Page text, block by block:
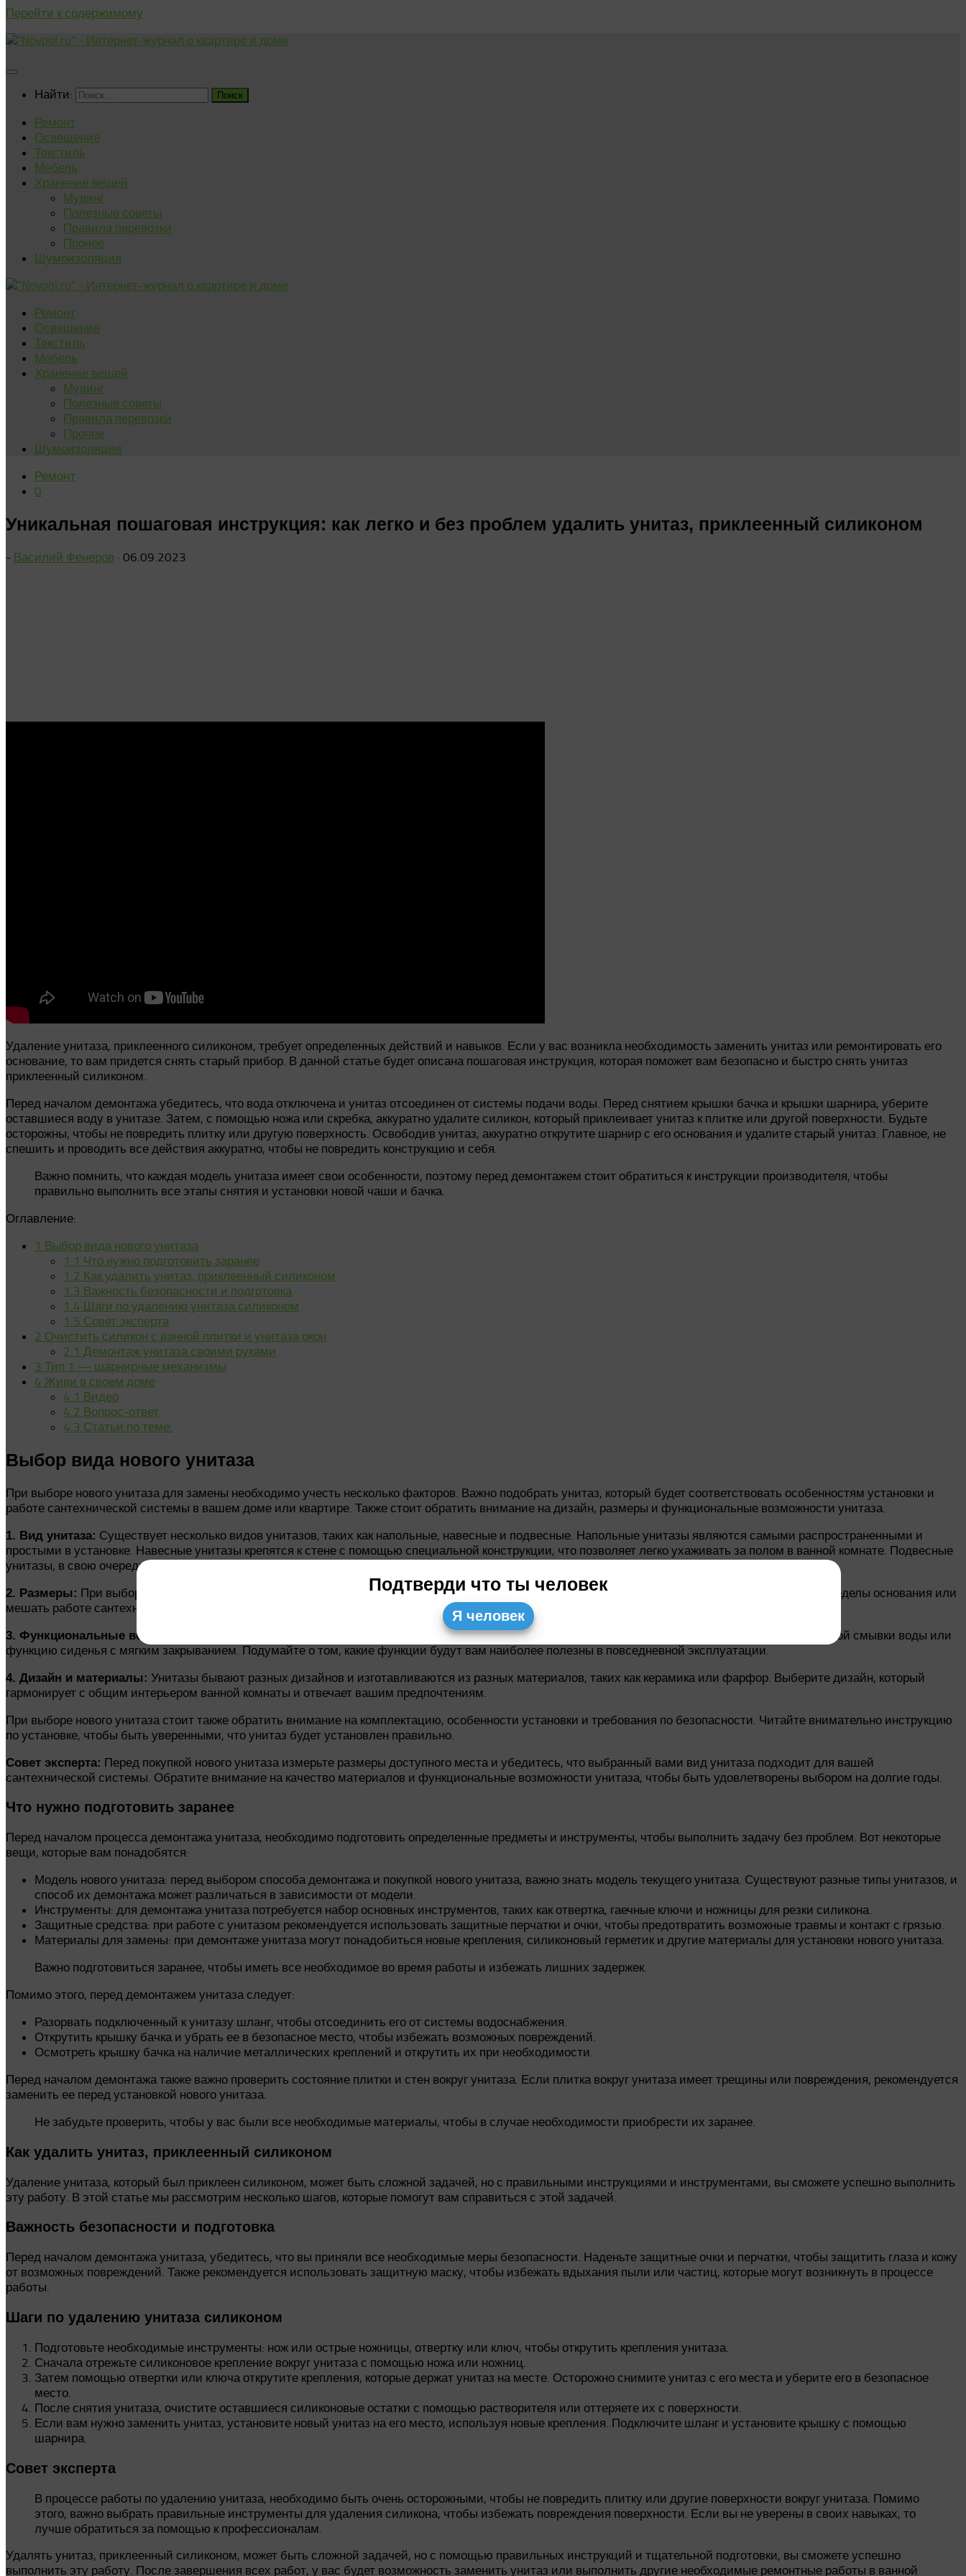
Перейти к содержимому
Найти:
Ремонт
Освещение
Текстиль
Мебель
Хранение вещей
Мувинг
Полезные советы
Правила перевозки
Прочее
Шумоизоляция
Ремонт
Освещение
Текстиль
Мебель
Хранение вещей
Мувинг
Полезные советы
Правила перевозки
Прочее
Шумоизоляция
Ремонт
0
Уникальная пошаговая инструкция: как легко и без проблем удалить унитаз, приклеенный силиконом
- Василий Фенеров · 06.09.2023
Удаление унитаза, приклеенного силиконом, требует определенных действий и навыков. Если у вас возникла необходимость заменить унитаз или ремонтировать его
основание, то вам придется снять старый прибор. В данной статье будет описана пошаговая инструкция, которая поможет вам безопасно и быстро снять унитаз
приклеенный силиконом.
Перед началом демонтажа убедитесь, что вода отключена и унитаз отсоединен от системы подачи воды. Перед снятием крышки бачка и крышки шарнира, уберите
оставшиеся воду в унитазе. Затем, с помощью ножа или скребка, аккуратно удалите силикон, который приклеивает унитаз к плитке или другой поверхности. Будьте
осторожны, чтобы не повредить плитку или другую поверхность. Освободив унитаз, аккуратно открутите шарнир с его основания и удалите старый унитаз. Главное, не
спешить и проводить все действия аккуратно, чтобы не повредить конструкцию и себя.
Важно помнить, что каждая модель унитаза имеет свои особенности, поэтому перед демонтажем стоит обратиться к инструкции производителя, чтобы
правильно выполнить все этапы снятия и установки новой чаши и бачка.
Оглавление:
1 Выбор вида нового унитаза
1.1 Что нужно подготовить заранее
1.2 Как удалить унитаз, приклеенный силиконом
1.3 Важность безопасности и подготовка
1.4 Шаги по удалению унитаза силиконом
1.5 Совет эксперта
2 Очистить силикон с ванной плитки и унитаза окон
2.1 Демонтаж унитаза своими руками
3 Тип 1 — шарнирные механизмы
4 Живи в своем доме
4.1 Видео
4.2 Вопрос-ответ
4.3 Статьи по теме:
Выбор вида нового унитаза
При выборе нового унитаза для замены необходимо учесть несколько факторов. Важно подобрать унитаз, который будет соответствовать особенностям установки и
работе сантехнической системы в вашем доме или квартире. Также стоит обратить внимание на дизайн, размеры и функциональные возможности унитаза.
1. Вид унитаза: Существует несколько видов унитазов, таких как напольные, навесные и подвесные. Напольные унитазы являются самыми распространенными и
простыми в установке. Навесные унитазы крепятся к стене с помощью специальной конструкции, что позволяет легко ухаживать за полом в ванной комнате. Подвесные
унитазы, в свою очередь, скрыты за плиткой или облицовкой, создавая эффект невидимой системы канализации.
2. Размеры: При выборе унитаза необходимо учесть размеры доступного места для его установки. Убедитесь, что унитаз не будет выходить за пределы основания или
мешать работе сантехнических коммуникаций.
3. Функциональные возможности:
Современные унитазы могут иметь различные функции, такие как санфаянсовый бачок с системой экономичной смывки воды или
функцию сиденья с мягким закрыванием. Подумайте о том, какие функции будут вам наиболее полезны в повседневной эксплуатации.
4. Дизайн и материалы: Унитазы бывают разных дизайнов и изготавливаются из разных материалов, таких как керамика или фарфор. Выберите дизайн, который
гармонирует с общим интерьером ванной комнаты и отвечает вашим предпочтениям.
При выборе нового унитаза стоит также обратить внимание на комплектацию, особенности установки и требования по безопасности. Читайте внимательно инструкцию
по установке, чтобы быть уверенными, что унитаз будет установлен правильно.
Совет эксперта: Перед покупкой нового унитаза измерьте размеры доступного места и убедитесь, что выбранный вами вид унитаза подходит для вашей
сантехнической системы. Обратите внимание на качество материалов и функциональные возможности унитаза, чтобы быть удовлетворены выбором на долгие годы.
Что нужно подготовить заранее
Перед началом процесса демонтажа унитаза, необходимо подготовить определенные предметы и инструменты, чтобы выполнить задачу без проблем. Вот некоторые
вещи, которые вам понадобятся:
Модель нового унитаза: перед выбором способа демонтажа и покупкой нового унитаза, важно знать модель текущего унитаза. Существуют разные типы унитазов, и
способ их демонтажа может различаться в зависимости от модели.
Инструменты: для демонтажа унитаза потребуется набор основных инструментов, таких как отвертка, гаечные ключи и ножницы для резки силикона.
Защитные средства: при работе с унитазом рекомендуется использовать защитные перчатки и очки, чтобы предотвратить возможные травмы и контакт с грязью.
Материалы для замены: при демонтаже унитаза могут понадобиться новые крепления, силиконовый герметик и другие материалы для установки нового унитаза.
Важно подготовиться заранее, чтобы иметь все необходимое во время работы и избежать лишних задержек.
Помимо этого, перед демонтажем унитаза следует:
Разорвать подключенный к унитазу шланг, чтобы отсоединить его от системы водоснабжения.
Открутить крышку бачка и убрать ее в безопасное место, чтобы избежать возможных повреждений.
Осмотреть крышку бачка на наличие металлических креплений и открутить их при необходимости.
Перед началом демонтажа также важно проверить состояние плитки и стен вокруг унитаза. Если плитка вокруг унитаза имеет трещины или повреждения, рекомендуется
заменить ее перед установкой нового унитаза.
Не забудьте проверить, чтобы у вас были все необходимые материалы, чтобы в случае необходимости приобрести их заранее.
Как удалить унитаз, приклеенный силиконом
Удаление унитаза, который был приклеен силиконом, может быть сложной задачей, но с правильными инструкциями и инструментами, вы сможете успешно выполнить
эту работу. В этой статье мы рассмотрим несколько шагов, которые помогут вам справиться с этой задачей.
Важность безопасности и подготовка
Перед началом демонтажа унитаза, убедитесь, что вы приняли все необходимые меры безопасности. Наденьте защитные очки и перчатки, чтобы защитить глаза и кожу
от возможных повреждений. Также рекомендуется использовать защитную маску, чтобы избежать вдыхания пыли или частиц, которые могут возникнуть в процессе
работы.
Шаги по удалению унитаза силиконом
Подготовьте необходимые инструменты: нож или острые ножницы, отвертку или ключ, чтобы открутить крепления унитаза.
Сначала отрежьте силиконовое крепление вокруг унитаза с помощью ножа или ножниц.
Затем помощью отвертки или ключа открутите крепления, которые держат унитаз на месте. Осторожно снимите унитаз с его места и уберите его в безопасное
место.
После снятия унитаза, очистите оставшиеся силиконовые остатки с помощью растворителя или оттеряете их с поверхности.
Если вам нужно заменить унитаз, установите новый унитаз на его место, используя новые крепления. Подключите шланг и установите крышку с помощью
шарнира.
Совет эксперта
В процессе работы по удалению унитаза, необходимо быть очень осторожными, чтобы не повредить плитку или другие поверхности вокруг унитаза. Помимо
этого, важно выбрать правильные инструменты для удаления силикона, чтобы избежать повреждения поверхности. Если вы не уверены в своих навыках, то
лучше обратиться за помощью к профессионалам.
Удалять унитаз, приклеенный силиконом, может быть сложной задачей, но с помощью правильных инструкций и тщательной подготовки, вы сможете успешно
выполнить эту работу. После завершения всех работ, у вас будет возможность заменить унитаз или выполнить другие необходимые ремонтные работы в ванной
Подтверди что ты человек
Я человек